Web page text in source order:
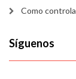
Como
Síguenos